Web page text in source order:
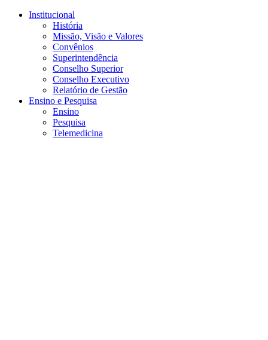
Conteúdo principal
Institucional
História
Missão, Visão e Valores
Convênios
Superintendência
Conselho Superior
Conselho Executivo
Relatório de Gestão
Ensino e Pesquisa
Ensino
Pesquisa
Telemedicina